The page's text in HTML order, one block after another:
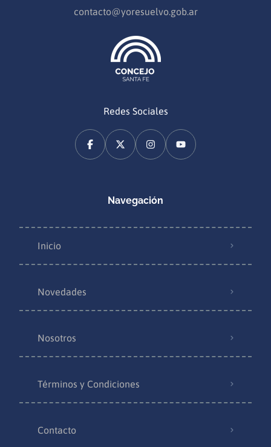
contacto@yoresuelvo.gob.ar
Redes Sociales
Navegación
Inicio
Novedades
Nosotros
Términos y Condiciones
Contacto